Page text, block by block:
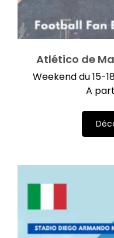
Atlético de
Weekend du 15-
A